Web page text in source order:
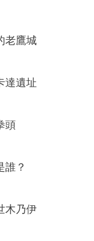
老鷹城
達遺址
頭
誰？
木乃伊